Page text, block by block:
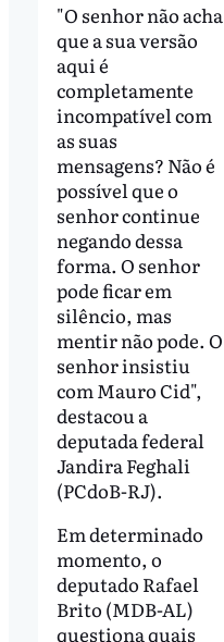
"O senhor não acha
que a sua versão
aqui é
completamente
incompatível com
as suas
mensagens? Não é
possível que o
senhor continue
negando dessa
forma. O senhor
pode ficar em
silêncio, mas
mentir não pode. O
senhor insistiu
com Mauro Cid",
destacou a
deputada federal
Jandira Feghali
(PCdoB-RJ).
Em determinado
momento, o
deputado Rafael
Brito (MDB-AL)
questiona quais